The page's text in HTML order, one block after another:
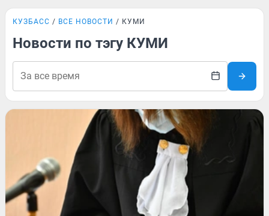
КУЗБАСС ВСЕ НОВОСТИ КУМИ
Новости по тэгу КУМИ